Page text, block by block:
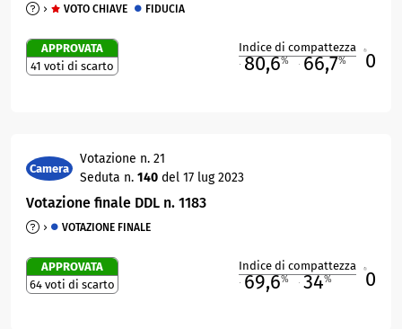
VOTO CHIAVE FIDUCIA
APPROVATA
41 voti di scarto
Indice di compattezza
80,6% 66,7% 0
Camera
Votazione n. 21
Seduta n. 140 del 17 lug 2023
Votazione finale DDL n. 1183
VOTAZIONE FINALE
APPROVATA
64 voti di scarto
Indice di compattezza
69,6% 34% 0